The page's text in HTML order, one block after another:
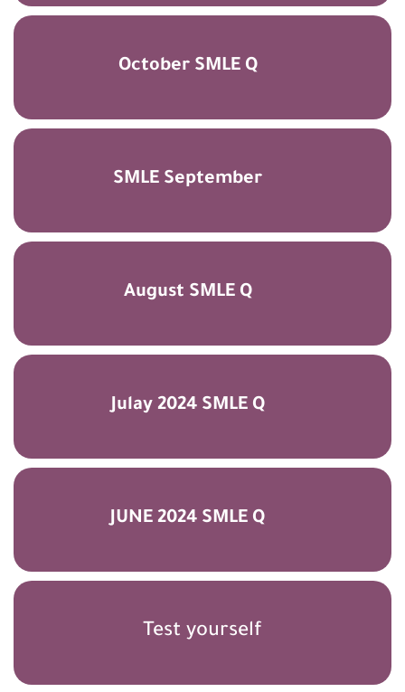
October SMLE Q
SMLE September
August SMLE Q
Julay 2024 SMLE Q
JUNE 2024 SMLE Q
Test yourself